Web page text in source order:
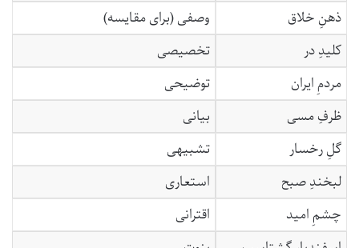
ذهنِ خلاق
وصفی (برای مقایسه)
کلیدِ در
تخصیصی
مردمِ ایران
توضیحی
ظرفِ مسی
بیانی
گلِ رخسار
تشبیهی
لبخندِ صبح
استعاری
چشمِ امید
اقترانی